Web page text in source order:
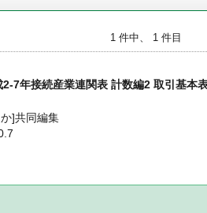
1 件中、 1 件目
2-7年接続産業連関表 計数編2 取引基本
]共同編集